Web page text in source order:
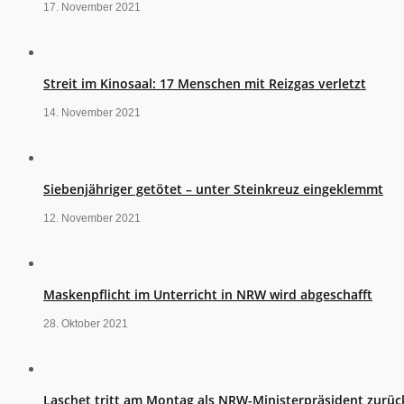
17. November 2021
Streit im Kinosaal: 17 Menschen mit Reizgas verletzt
14. November 2021
Siebenjähriger getötet – unter Steinkreuz eingeklemmt
12. November 2021
Maskenpflicht im Unterricht in NRW wird abgeschafft
28. Oktober 2021
Laschet tritt am Montag als NRW-Ministerpräsident